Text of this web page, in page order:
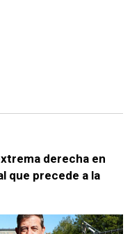
derecha en
que precede a la